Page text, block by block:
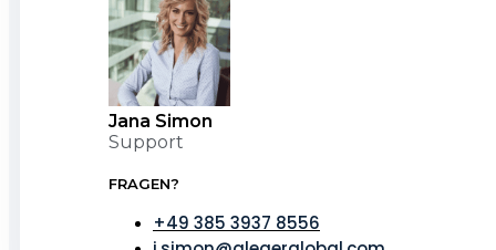
Jana Simon
Support
FRAGEN?
+49 385 3937 8556